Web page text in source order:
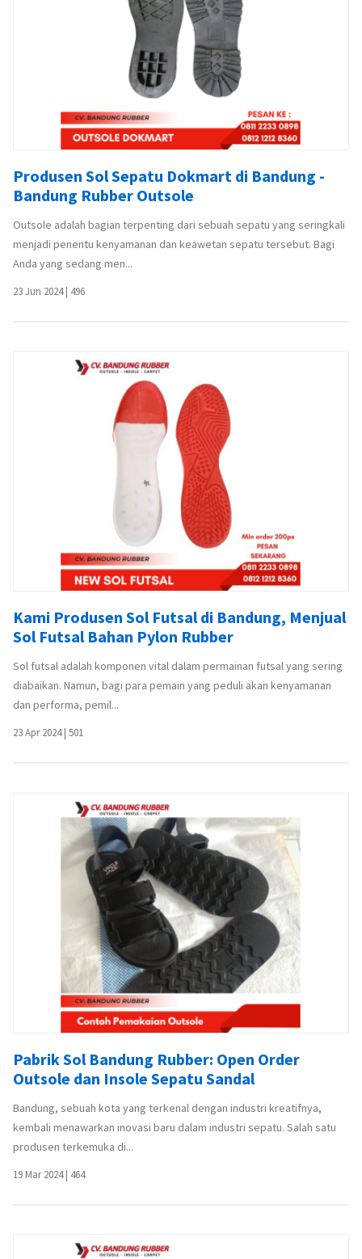
Produsen Sol Sepatu Dokmart di Bandung -
Bandung Rubber Outsole
Outsole adalah bagian terpenting dari sebuah sepatu yang seringkali
menjadi penentu kenyamanan dan keawetan sepatu tersebut. Bagi
Anda yang sedang men...
23 Jun 2024| 496
Kami Produsen Sol Futsal di Bandung, Menjual
Sol Futsal Bahan Pylon Rubber
Sol futsal adalah komponen vital dalam permainan futsal yang sering
diabaikan. Namun, bagi para pemain yang peduli akan kenyamanan
dan performa, pemil...
23 Apr 2024| 501
Pabrik Sol Bandung Rubber: Open Order
Outsole dan Insole Sepatu Sandal
Bandung, sebuah kota yang terkenal dengan industri kreatifnya,
kembali menawarkan inovasi baru dalam industri sepatu. Salah satu
produsen terkemuka di...
19 Mar 2024| 464